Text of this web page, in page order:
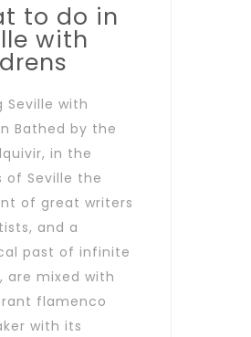
to do in
with
Seville with
Bathed by the
in the
of Seville the
of great writers
and a
past of infinite
are mixed with
flamenco
with its